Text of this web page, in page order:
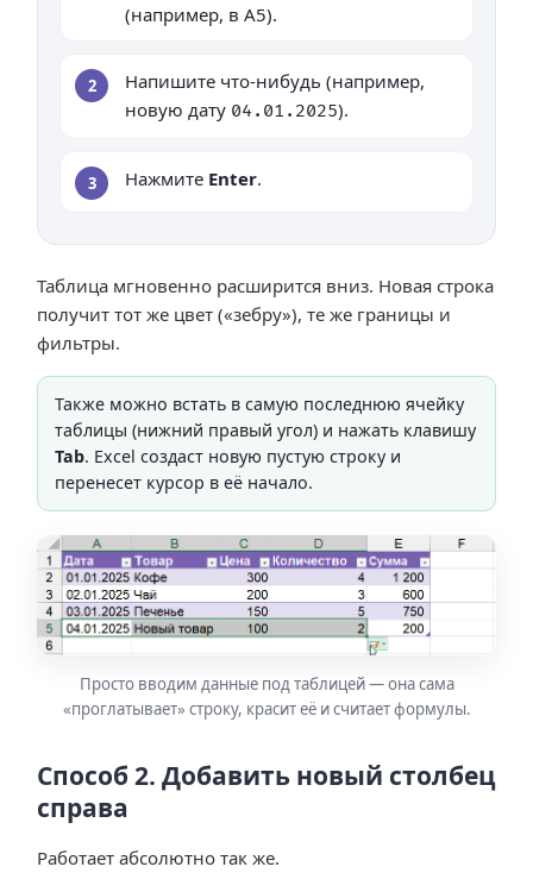
(например, в A5).
2
Напишите что-нибудь (например,
новую дату 04.01.2025).
3 Нажмите Enter.
Таблица мгновенно расширится вниз. Новая строка
получит тот же цвет («зебру»), те же границы и
фильтры.
Также можно встать в самую последнюю ячейку
таблицы (нижний правый угол) и нажать клавишу
Tab. Excel создаст новую пустую строку и
перенесет курсор в её начало.
Просто вводим данные под таблицей — она сама
«проглатывает» строку, красит её и считает формулы.
Способ 2. Добавить новый столбец
справа
Работает абсолютно так же.